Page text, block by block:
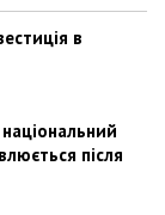
в
після